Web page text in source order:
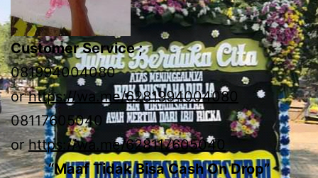
Customer Service ;
081994004080
orhttps://wa.me/6281994004080
08117605040
orhttps://wa.me/628117605040
“Maaf Tidak Bisa Cash On Drop”